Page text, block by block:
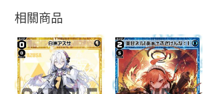
藍
案）
LV1
無
LB」
數
相關商品